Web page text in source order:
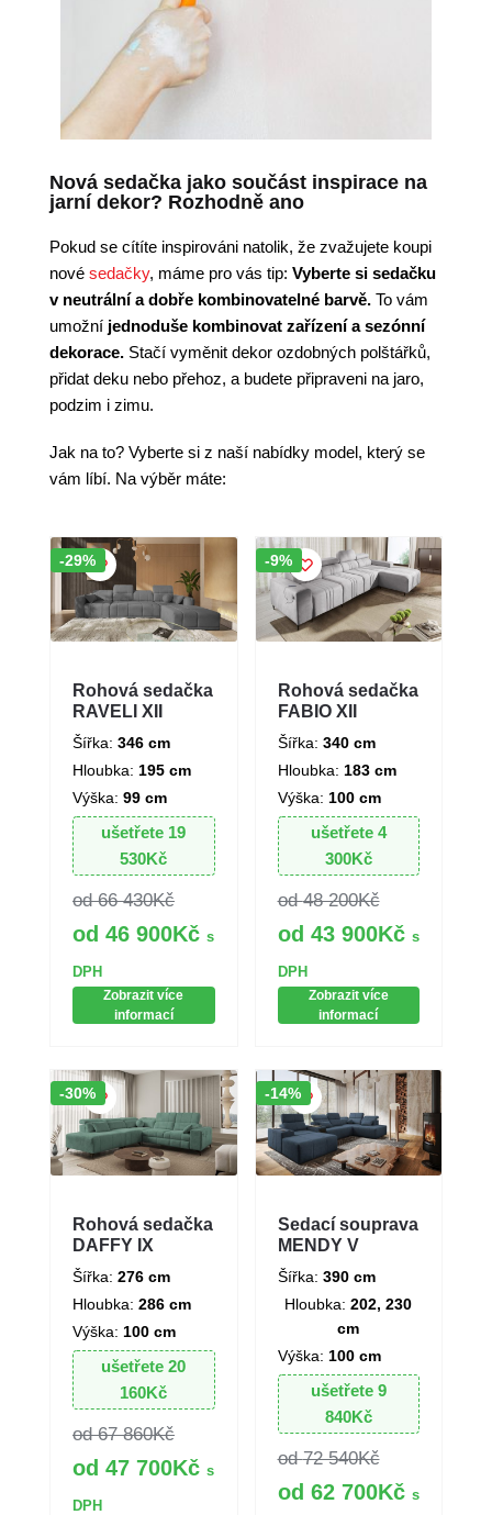
Nová sedačka jako součást inspirace na
jarní dekor? Rozhodně ano
Pokud se cítíte inspirováni natolik, že zvažujete koupi
nové sedačky, máme pro vás tip: Vyberte si sedačku
v neutrální a dobře kombinovatelné barvě. To vám
umožní jednoduše kombinovat zařízení a sezónní
dekorace. Stačí vyměnit dekor ozdobných polštářků,
přidat deku nebo přehoz, a budete připraveni na jaro,
podzim i zimu.
Jak na to? Vyberte si z naší nabídky model, který se
vám líbí. Na výběr máte:
Sleva!
-29%
Rohová sedačka
RAVELI XII
Šířka: 346 cm
Hloubka: 195 cm
Výška: 99 cm
ušetřete 19
530Kč
66 430Kč
46 900Kč s
DPH
Zobrazit více
informací
Sleva!
-9%
Rohová sedačka
FABIO XII
Šířka: 340 cm
Hloubka: 183 cm
Výška: 100 cm
ušetřete 4
300Kč
48 200Kč
43 900Kč s
DPH
Zobrazit více
informací
Sleva!
-30%
Rohová sedačka
DAFFY IX
Šířka: 276 cm
Hloubka: 286 cm
Výška: 100 cm
ušetřete20
160Kč
67 860Kč
47 700Kč s
DPH
Sleva!
-14%
Sedací souprava
MENDY V
Šířka: 390 cm
Hloubka: 202, 230
cm
Výška: 100 cm
ušetřete 9
840Kč
72 540Kč
62 700Kč s